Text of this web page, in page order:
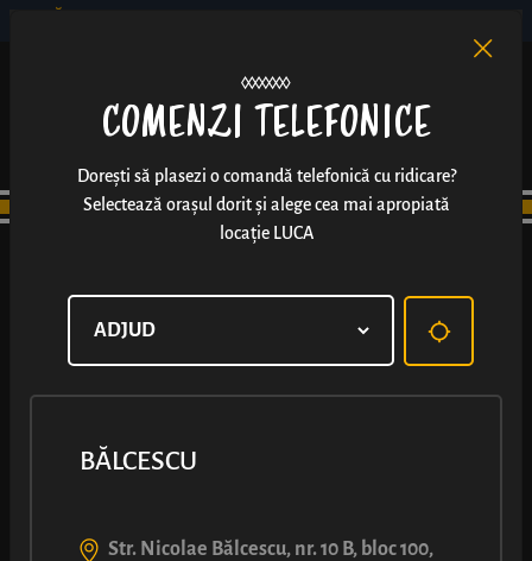
COMENZI TELEFONICE
Dorești să plasezi o comandă telefonică cu ridicare?
Selectează orașul dorit și alege cea mai apropiată
locație LUCA
BĂLCESCU
Str. Nicolae Bălcescu, nr. 10 B, bloc 100,